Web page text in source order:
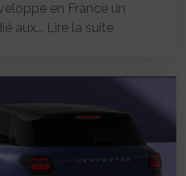
en France un
aux... Lire la suite